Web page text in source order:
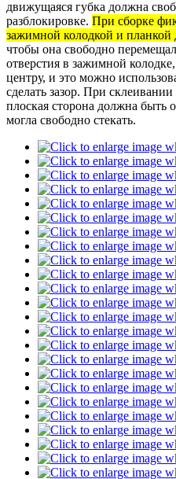
движущаяся губка должна
разблокировке. При сборке
зажимной колодкой и
чтобы она свободно
отверстия в зажимной
центру, и это можно
сделать зазор. При
плоская сторона должна быть
могла свободно стекать.